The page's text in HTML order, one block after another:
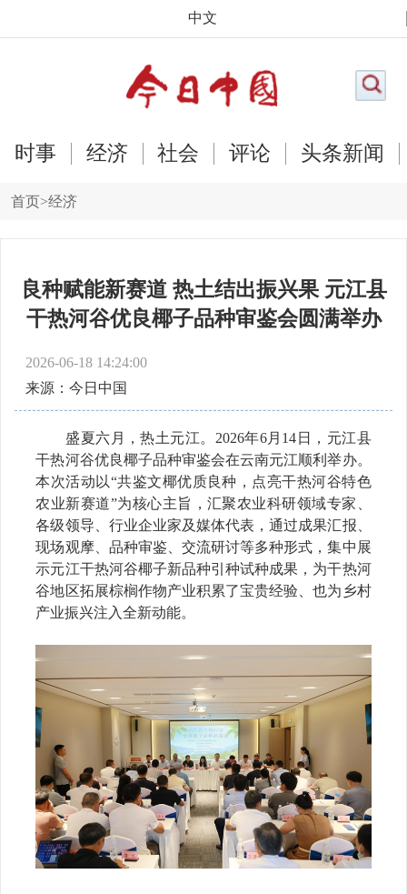
中文
时事 经济 社会 评论 头条新闻
首页>经济
良种赋能新赛道 热土结出振兴果 元江县
干热河谷优良椰子品种审鉴会圆满举办
2026-06-18 14:24:00
来源：今日中国
盛夏六月，热土元江。 2026年6月14日，元江县
干热河谷优良椰子品种审鉴会在云南元江顺利举办。
本次活动以“共鉴文椰优质良种，点亮干热河谷特色
农业新赛道”为核心主旨，汇聚农业科研领域专家、
各级领导、行业企业家及媒体代表，通过成果汇报、
现场观摩、品种审鉴、交流研讨等多种形式，集中展
示元江干热河谷椰子新品种引种试种成果，为干热河
谷地区拓展棕榈作物产业积累了宝贵经验、也为乡村
产业振兴注入全新动能。